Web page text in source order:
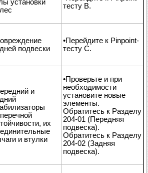
установки
тесту В.
подвески
•Перейдите к Pinpoint-
тесту С.
и
их
и втулки
•Проверьте и при
необходимости
установите новые
элементы.
Обратитесь к Разделу
204-01 (Передняя
подвеска).
Обратитесь к Разделу
204-02 (Задняя
подвеска).